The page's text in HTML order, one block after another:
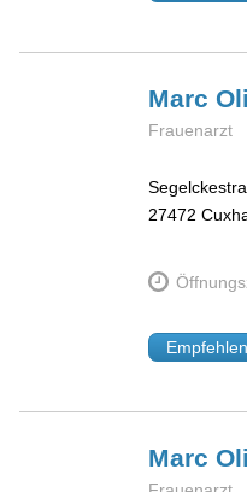
Marc
Frauenarzt
27472
Empfehlen
Marc